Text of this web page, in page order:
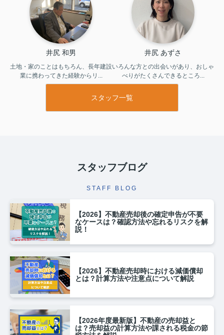
井尻 和男
土地・家のことはもちろん、長年建設
業に携わってきた経験からリ...
井尻 あずさ
いろんな方との出会いがあり、おしゃ
べりがたくさんできるところ...
スタッフ一覧
スタッフブログ
STAFF BLOG
【2026】不動産売却後の確定申告が不要
なケースは？確認方法や忘れるリスクを解
説！
【2026】不動産売却時における減価償却
とは？計算方法や注意点について解説
【2026年度最新版】不動産の売却益と
は？売却益の計算方法や課される税金の節